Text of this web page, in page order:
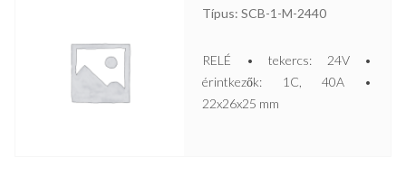
Típus: SCB-1-M-2440
RELÉ • tekercs: 24V •
érintkezők: 1C, 40A •
22x26x25 mm